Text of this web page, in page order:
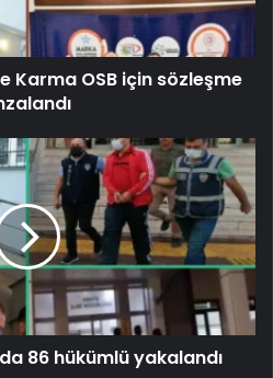
Karma OSB için sözleşme
86 hükümlü yakalandı